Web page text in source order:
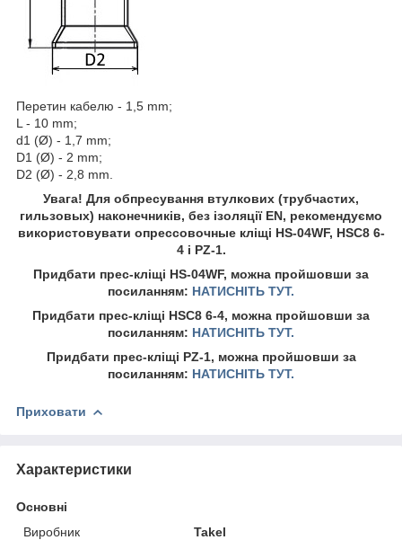
Перетин кабелю - 1,5 mm;
L - 10 mm;
d1 (Ø) - 1,7 mm;
D1 (Ø) - 2 mm;
D2 (Ø) - 2,8 mm.
Увага! Для обпресування втулкових (трубчастих,
гильзовых) наконечників, без ізоляції EN, рекомендуємо
використовувати опрессовочные кліщі HS-04WF, HSC8 6-
4 і PZ-1.
Придбати прес-кліщі HS-04WF, можна пройшовши за
посиланням: НАТИСНІТЬ ТУТ.
Придбати прес-кліщі HSC8 6-4, можна пройшовши за
посиланням: НАТИСНІТЬ ТУТ.
Придбати прес-кліщі PZ-1, можна пройшовши за
посиланням: НАТИСНІТЬ ТУТ.
Приховати
Характеристики
Основні
Виробник
Takel